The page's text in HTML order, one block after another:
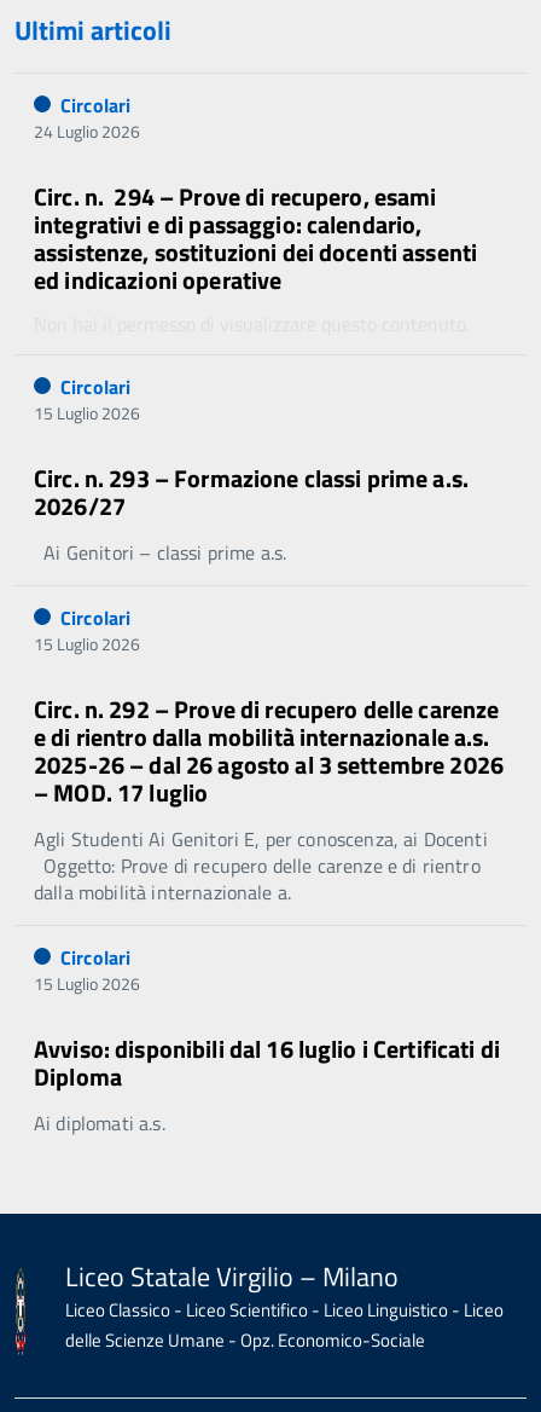
Ultimi articoli
Circolari
24 Luglio 2026
Circ. n. 294 – Prove di recupero, esami
integrativi e di passaggio: calendario,
assistenze, sostituzioni dei docenti assenti
ed indicazioni operative
Circolari
15 Luglio 2026
Circ. n. 293 – Formazione classi prime a.s.
2026/27
Ai Genitori – classi prime a.s.
Circolari
15 Luglio 2026
Circ. n. 292 – Prove di recupero delle carenze
e di rientro dalla mobilità internazionale a.s.
2025-26 – dal 26 agosto al 3 settembre 2026
– MOD. 17 luglio
Agli Studenti Ai Genitori E, per conoscenza, ai Docenti
Oggetto: Prove di recupero delle carenze e di rientro
dalla mobilità internazionale a.
Circolari
15 Luglio 2026
Avviso: disponibili dal 16 luglio i Certificati di
Diploma
Ai diplomati a.s.
Liceo Statale Virgilio – Milano
Liceo Classico - Liceo Scientifico - Liceo Linguistico - Liceo
delle Scienze Umane - Opz. Economico-Sociale